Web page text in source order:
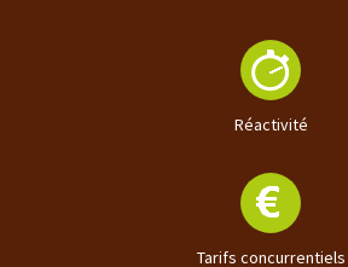
Réactivité
Tarifs concurrentiels